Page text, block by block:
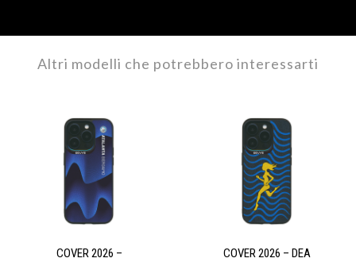
Altri modelli che potrebbero interessarti
COVER 2026 – COVER 2026 – DEA